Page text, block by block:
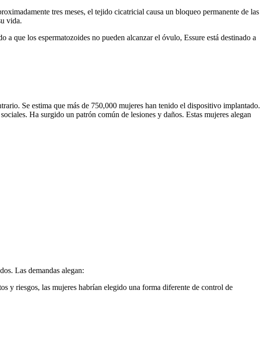
tres meses, el tejido cicatricial causa un bloqueo permanente de las
vida.
que los espermatozoides no pueden alcanzar el óvulo, Essure está destinado a
Se estima que más de 750,000 mujeres han tenido el dispositivo implantado.
Ha surgido un patrón común de lesiones y daños. Estas mujeres alegan
Las demandas alegan:
y riesgos, las mujeres habrían elegido una forma diferente de control de